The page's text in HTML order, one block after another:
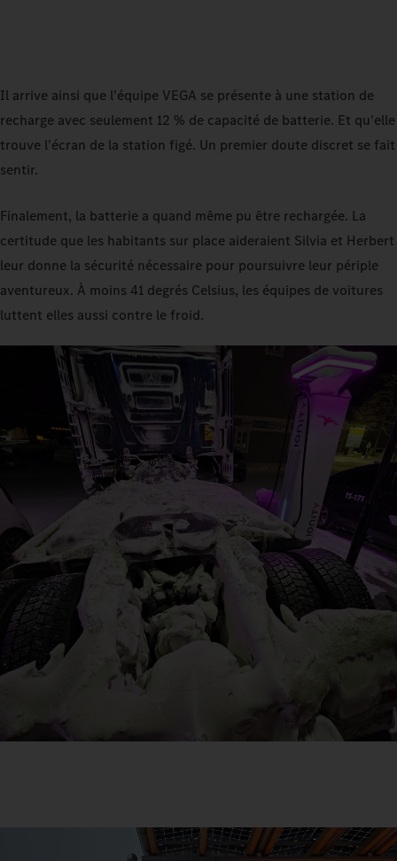
Il arrive ainsi que l'équipe VEGA se présente à une station de
recharge avec seulement 12 % de capacité de batterie. Et qu'elle
trouve l'écran de la station figé. Un premier doute discret se fait
sentir.
Finalement, la batterie a quand même pu être rechargée. La
certitude que les habitants sur place aideraient Silvia et Herbert
leur donne la sécurité nécessaire pour poursuivre leur périple
aventureux. À moins 41 degrés Celsius, les équipes de voitures
luttent elles aussi contre le froid.